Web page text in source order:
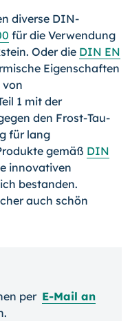
diverse DIN-
für die Verwendung
Oder die DIN EN
Eigenschaften
von
1 mit der
den Frost-Tau-
für lang
gemäß DIN
innovativen
bestanden.
auch schön
per E-Mail an